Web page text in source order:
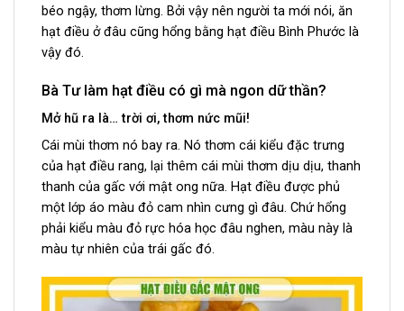
béo ngậy, thơm lừng. Bởi vậy nên người ta mới nói, ăn
hạt điều ở đâu cũng hổng bằng hạt điều Bình Phước là
vậy đó.
Bà Tư làm hạt điều có gì mà ngon dữ thần?
Mở hũ ra là… trời ơi, thơm nức mũi!
Cái mùi thơm nó bay ra. Nó thơm cái kiểu đặc trưng
của hạt điều rang, lại thêm cái mùi thơm dịu dịu, thanh
thanh của gấc với mật ong nữa. Hạt điều được phủ
một lớp áo màu đỏ cam nhìn cưng gì đâu. Chứ hổng
phải kiểu màu đỏ rực hóa học đâu nghen, màu này là
màu tự nhiên của trái gấc đó.